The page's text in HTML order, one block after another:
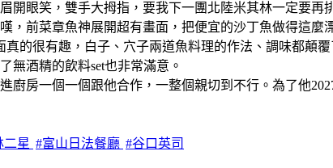
開眼笑，雙手大拇指，要我下一團北陸米其林一定要
，前菜章魚神展開超有畫面，把便宜的沙丁魚做得這
的很有趣，白子、穴子兩道魚料理的作法、調味都顛
無酒精的飲料set也非常滿意。
廚房一個一個跟他合作，一整個親切到不行。為了他
二星 #富山日法餐廳 #谷口英司